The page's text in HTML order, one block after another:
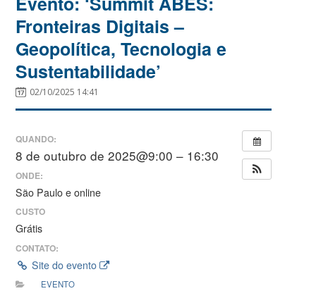
Fronteiras Digitais –
Geopolítica, Tecnologia e
Sustentabilidade’
02/10/2025 14:41
QUANDO:
8 de outubro de 2025@9:00 – 16:30
ONDE:
São Paulo e online
CUSTO
Grátis
CONTATO:
Site do evento
EVENTO